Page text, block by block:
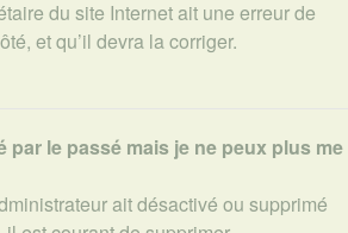
du site Internet ait une erreur de
et qu’il devra la corriger.
par le passé mais je ne peux plus me
ait désactivé ou supprimé